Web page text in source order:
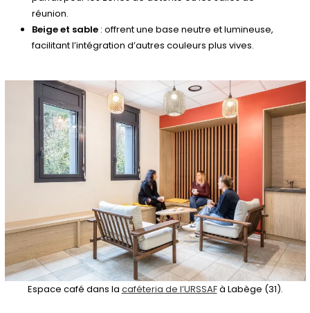
réunion.
Beige et sable : offrent une base neutre et lumineuse,
facilitant l’intégration d’autres couleurs plus vives.
Espace café dans la caféteria de l’URSSAFà Labège (31).